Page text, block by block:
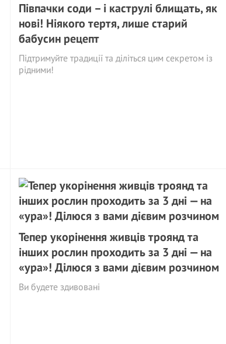
Півпачки соди – і каструлі блищать, як
нові! Ніякого тертя, лише старий
бабусин рецепт
Підтримуйте традиції та діліться цим секретом із
рідними!
Тепер укорінення живців троянд та
інших рослин проходить за 3 дні — на
«ура»! Ділюся з вами дієвим розчином
Ви будете здивовані